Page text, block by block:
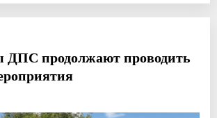
ДПС продолжают проводить